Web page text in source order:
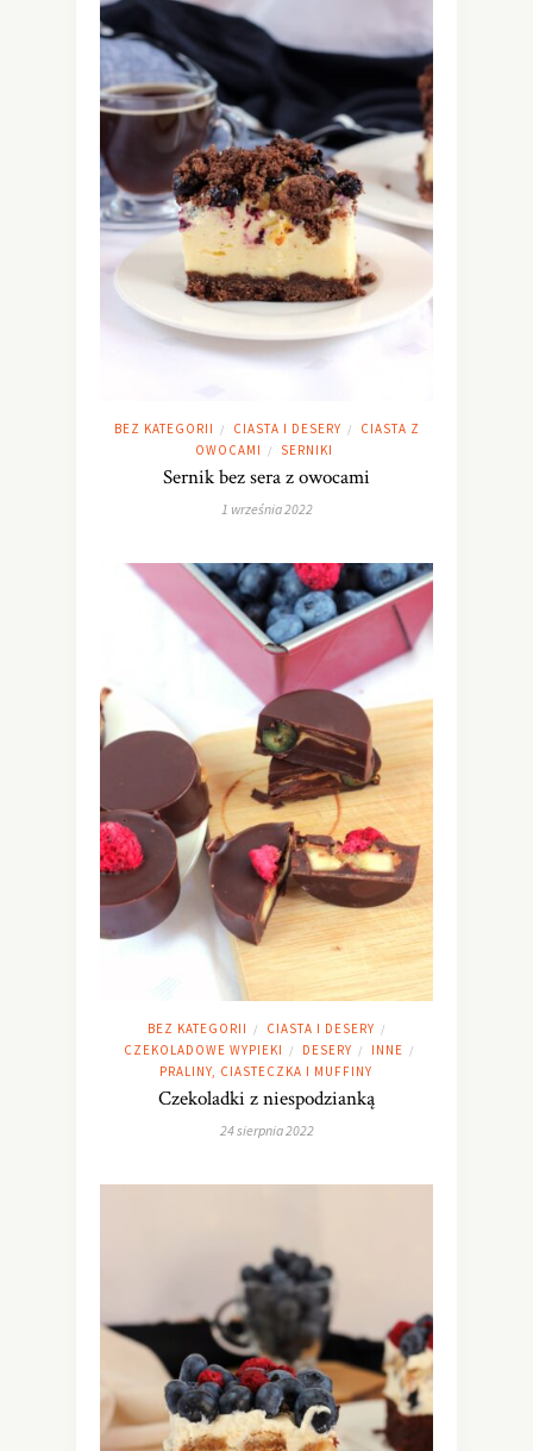
BEZ KATEGORII / CIASTA I DESERY /
CIASTA Z
OWOCAMI
/ SERNIKI
Sernik bez sera z owocami
1 września 2022
BEZ KATEGORII / CIASTA I DESERY /
CZEKOLADOWE WYPIEKI / DESERY / INNE /
PRALINY, CIASTECZKA I MUFFINY
Czekoladki z niespodzianką
24 sierpnia 2022